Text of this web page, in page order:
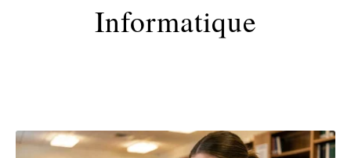
Informatique